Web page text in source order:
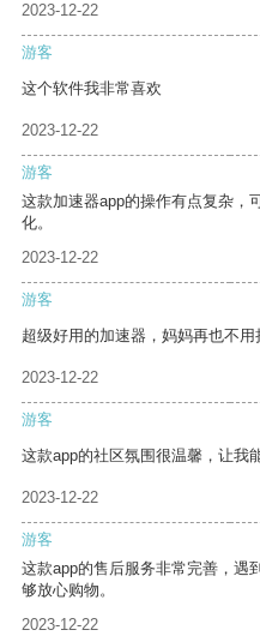
2023-12-22
游客
这个软件我非常喜欢
2023-12-22
游客
这款加速器app的操作有点复杂，
化。
2023-12-22
游客
超级好用的加速器，妈妈再也不用
2023-12-22
游客
这款app的社区氛围很温馨，让我
2023-12-22
游客
这款app的售后服务非常完善，遇
够放心购物。
2023-12-22